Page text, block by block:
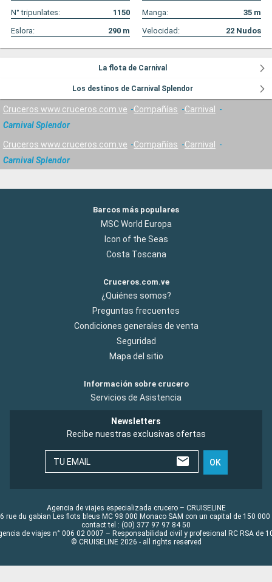
N° tripunlates:
1150 Manga: 35 m
Eslora:
290 m Velocidad: 22 Nudos
La flota de Carnival
Los destinos de Carnival Splendor
Cruceros www.cruceros.com.ve Compañías
Carnival
Carnival Splendor
Cruceros www.cruceros.com.ve Compañías
Carnival
Carnival Splendor
Barcos más populares
MSC World Europa
Icon of the Seas
Costa Toscana
Cruceros.com.ve
¿Quiénes somos?
Preguntas frecuentes
Condiciones generales de venta
Seguridad
Mapa del sitio
Información sobre crucero
Servicios de Asistencia
Newsletters
Recibe nuestras exclusivas ofertas
TU EMAIL OK
Agencia de viajes especializada crucero – CRUISELINE
rue du gabian Les flots bleus MC 98 000 Monaco SAM con un capital de 150 000
contact tel : (00) 377 97 97 84 50
de viajes n° 006 02 0007 – Responsabilidad civil y profesional RC RSA de
© CRUISELINE 2026 - all rights reserved